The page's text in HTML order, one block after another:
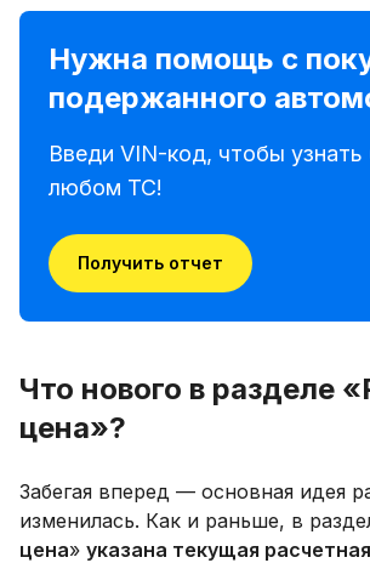
Нужна помощь с
подержанного
Введи VIN-код, чтобы
любом ТС!
Получить отчет
Что нового в разделе
цена»?
Забегая вперед — основная идея
изменилась. Как и раньше, в
цена» указана текущая